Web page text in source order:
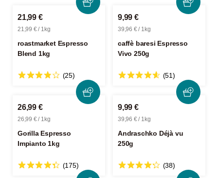
21,99 €
21,99 € / 1kg
roastmarket Espresso
Blend 1kg
(25)
9,99 €
39,96 € / 1kg
caffè baresi Espresso
Vivo 250g
(51)
26,99 €
26,99 € / 1kg
Gorilla Espresso
Impianto 1kg
(175)
9,99 €
39,96 € / 1kg
Andraschko Déjà vu
250g
(38)